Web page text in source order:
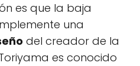
es que la baja
una
del creador de la
es conocido